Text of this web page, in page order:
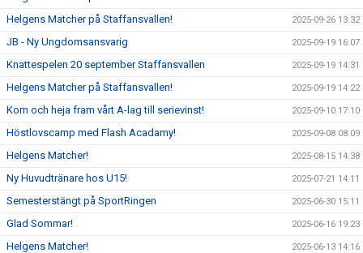
Helgens Matcher på Staffansvallen! 2025-09-26 13:32
JB - Ny Ungdomsansvarig 2025-09-19 16:07
Knattespelen 20 september Staffansvallen 2025-09-19 14:31
Helgens Matcher på Staffansvallen! 2025-09-19 14:22
Kom och heja fram vårt A-lag till serievinst! 2025-09-10 17:10
Höstlovscamp med Flash Acadamy! 2025-09-08 08:09
Helgens Matcher! 2025-08-15 14:38
Ny Huvudtränare hos U15! 2025-07-21 14:11
Semesterstängt på SportRingen 2025-06-30 15:11
Glad Sommar! 2025-06-16 19:23
Helgens Matcher! 2025-06-13 14:16